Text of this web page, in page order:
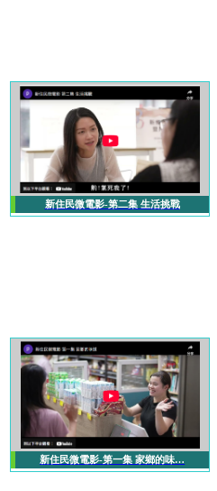
新住民微電影-第二集 生活挑戰
新住民微電影-第一集 家鄉的味…